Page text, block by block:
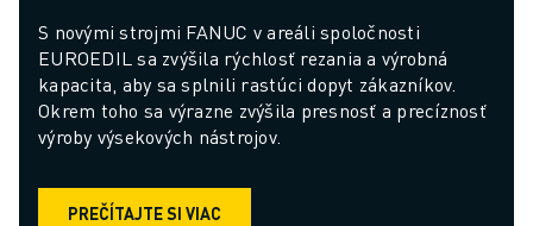
S novými strojmi FANUC v areáli spoločnosti
EUROEDIL sa zvýšila rýchlosť rezania a výrobná
kapacita, aby sa splnili rastúci dopyt zákazníkov.
Okrem toho sa výrazne zvýšila presnosť a precíznosť
výroby výsekových nástrojov.
PREČÍTAJTE SI VIAC